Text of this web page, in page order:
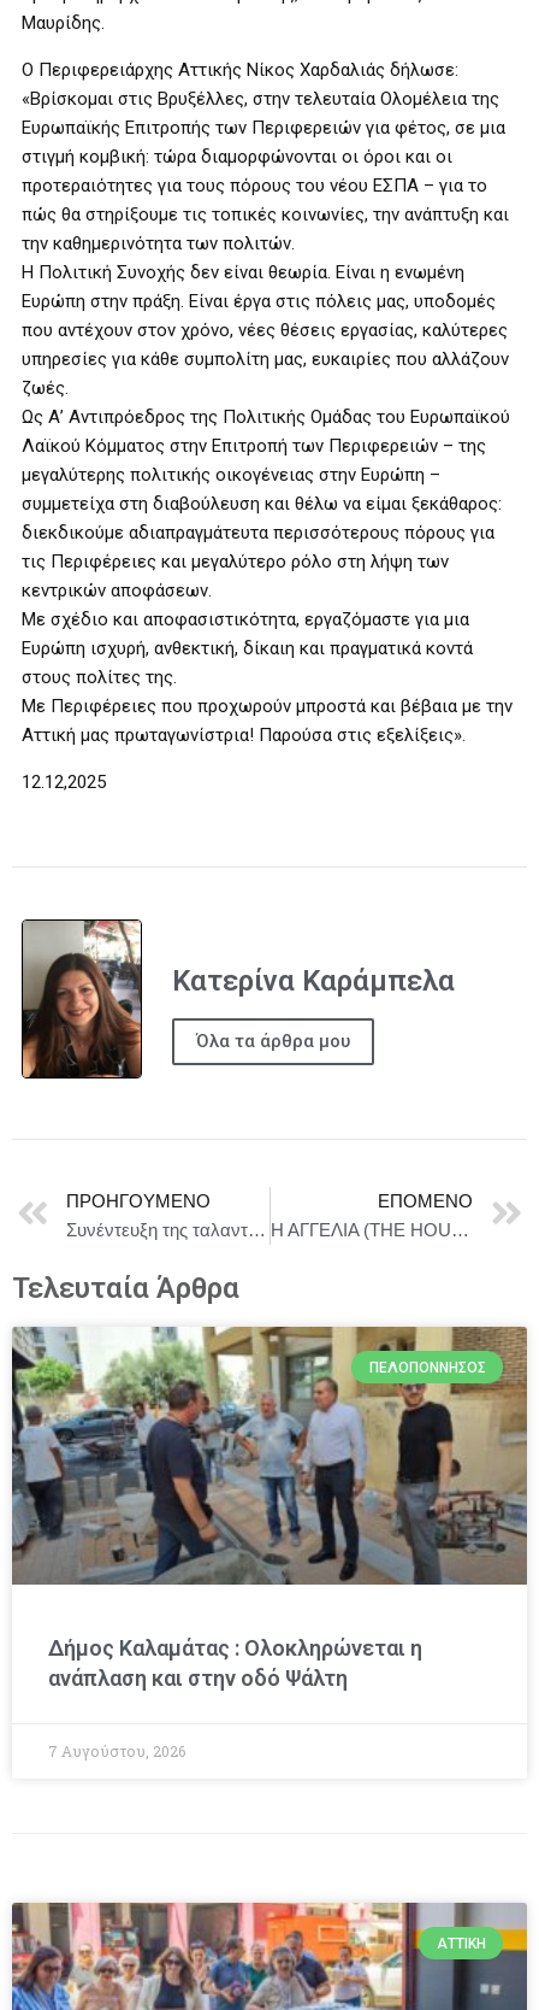
Μαυρίδης.
Ο Περιφερειάρχης Αττικής Νίκος Χαρδαλιάς δήλωσε:
«Βρίσκομαι στις Βρυξέλλες, στην τελευταία Ολομέλεια της
Ευρωπαϊκής Επιτροπής των Περιφερειών για φέτος, σε μια
στιγμή κομβική: τώρα διαμορφώνονται οι όροι και οι
προτεραιότητες για τους πόρους του νέου ΕΣΠΑ – για το
πώς θα στηρίξουμε τις τοπικές κοινωνίες, την ανάπτυξη και
την καθημερινότητα των πολιτών.
Η Πολιτική Συνοχής δεν είναι θεωρία. Είναι η ενωμένη
Ευρώπη στην πράξη. Είναι έργα στις πόλεις μας, υποδομές
που αντέχουν στον χρόνο, νέες θέσεις εργασίας, καλύτερες
υπηρεσίες για κάθε συμπολίτη μας, ευκαιρίες που αλλάζουν
ζωές.
Ως Α’ Αντιπρόεδρος της Πολιτικής Ομάδας του Ευρωπαϊκού
Λαϊκού Κόμματος στην Επιτροπή των Περιφερειών – της
μεγαλύτερης πολιτικής οικογένειας στην Ευρώπη –
συμμετείχα στη διαβούλευση και θέλω να είμαι ξεκάθαρος:
διεκδικούμε αδιαπραγμάτευτα περισσότερους πόρους για
τις Περιφέρειες και μεγαλύτερο ρόλο στη λήψη των
κεντρικών αποφάσεων.
Με σχέδιο και αποφασιστικότητα, εργαζόμαστε για μια
Ευρώπη ισχυρή, ανθεκτική, δίκαιη και πραγματικά κοντά
στους πολίτες της.
Με Περιφέρειες που προχωρούν μπροστά και βέβαια με την
Αττική μας πρωταγωνίστρια! Παρούσα στις εξελίξεις».
12.12,2025
Κατερίνα Καράμπελα
Όλα τα άρθρα μου
ΠΡΟΗΓΟΎΜΕΝΟ
Συνέντευξη της ταλαντούχας ερμηνεύτριας, Νάντιας Καραγιάννη, στη συγγραφέα, Σταυρούλα Βενιέρη.
ΕΠΌΜΕΝΟ
Η ΑΓΓΕΛΙΑ (THE HOUSEMAID) | 18 Δεκεμβρίου στους κινηματογράφους
Τελευταία Άρθρα
ΠΕΛΟΠΌΝΝΗΣΟΣ
Δήμος Καλαμάτας : Ολοκληρώνεται η
ανάπλαση και στην οδό Ψάλτη
7 Αυγούστου, 2026
ΑΤΤΙΚΉ